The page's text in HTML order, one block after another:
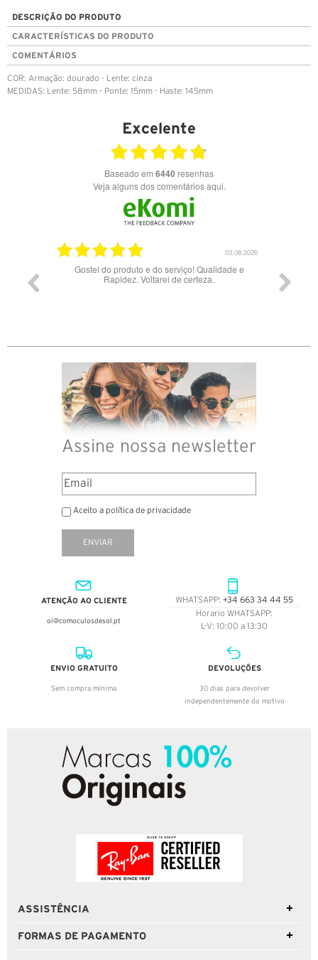
DESCRIÇÃO DO PRODUTO
CARACTERÍSTICAS DO PRODUTO
COMENTÁRIOS
COR: Armação: dourado - Lente: cinza
MEDIDAS: Lente: 58mm - Ponte: 15mm - Haste: 145mm
Excelente
Baseado em 6440 resenhas
Veja alguns dos comentários aqui.
03.08.2026
Gostei do produto e do serviço! Qualidade e
Rapidez. Voltarei de certeza.
Assine nossa newsletter
Aceito a política de privacidade
ENVIAR
ATENÇÃO AO CLIENTE
oi@comoculosdesol.pt
WHATSAPP: +34 663 34 44 55
Horario WHATSAPP:
L-V: 10:00 a 13:30
ENVIO GRATUITO
Sem compra mínima
DEVOLUÇÕES
30 dias para devolver
independentemente do motivo
ASSISTÊNCIA
FORMAS DE PAGAMENTO